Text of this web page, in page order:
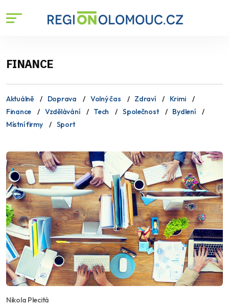
FINANCE
Aktuálně Doprava Volný čas Zdraví
Krimi
Finance
Vzdělávání Tech Společnost
Bydlení
Místní firmy
Sport
Nikola Plecitá